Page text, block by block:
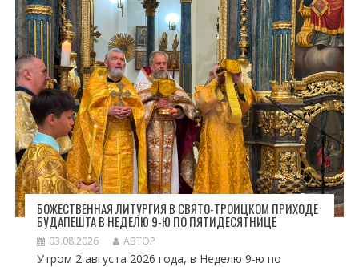
БОЖЕСТВЕННАЯ ЛИТУРГИЯ В СВЯТО-ТРОИЦКОМ ПРИХОДЕ
БУДАПЕШТА В НЕДЕЛЮ 9-Ю ПО ПЯТИДЕСЯТНИЦЕ
03.08.2026 АВТОР
Утром 2 августа 2026 года, в Неделю 9-ю по